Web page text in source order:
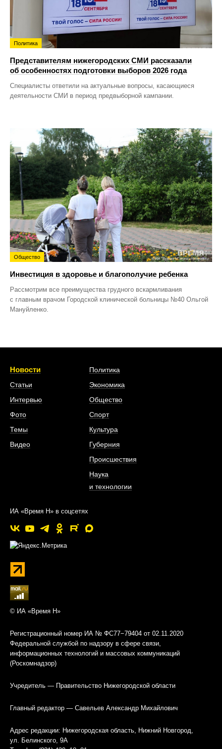
Политика
Представителям нижегородских СМИ рассказали
об особенностях подготовки выборов 2026 года
Специалисты ответили на актуальные вопросы, касающиеся
деятельности СМИ в период предвыборной кампании.
Общество
Инвестиция в здоровье и благополучие ребенка
Рассмотрим все преимущества грудного вскармливания
с главным врачом Городской клинической больницы №40 Ольгой
Мануйленко.
Новости
Статьи
Интервью
Фото
Темы
Видео
Политика
Экономика
Общество
Спорт
Культура
Губерния
Происшествия
Наука
и технологии
ИА «Время Н» в соцсетях
© ИА «Время Н»
Регистрационный номер ИА № ФС77−79404 от 02.11.2020
Федеральной службой по надзору в сфере связи,
информационных технологий и массовых коммуникаций
(Роскомнадзор)
Учредитель — Правительство Нижегородской области
Главный редактор — Савельев Александр Михайлович
Адрес редакции: Нижегородская область, Нижний Новгород,
ул. Белинского, 9А